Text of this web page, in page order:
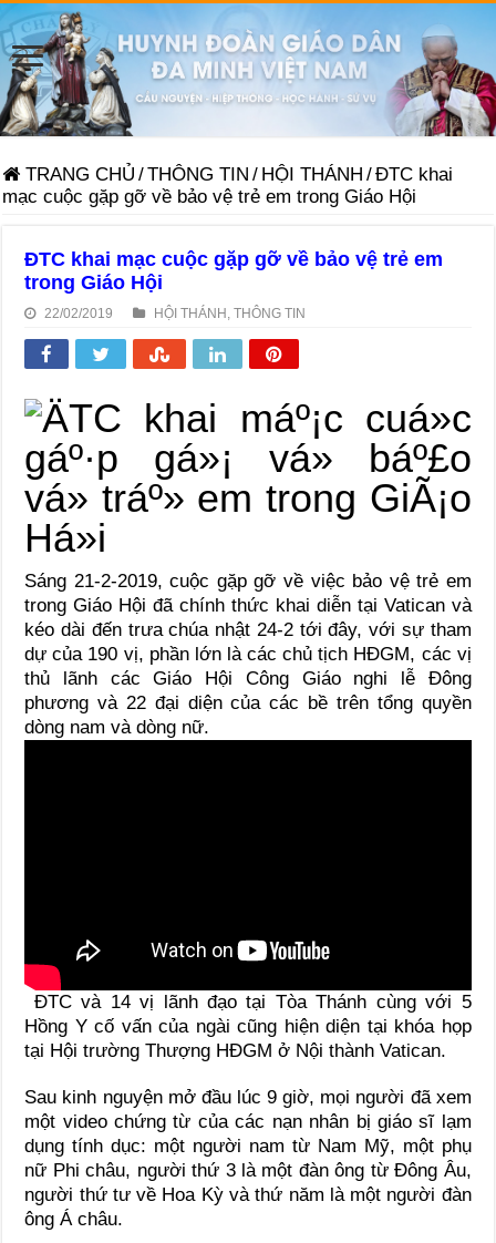
TRANG CHỦ /THÔNG TIN / HỘI THÁNH /ĐTC khai
mạc cuộc gặp gỡ về bảo vệ trẻ em trong Giáo Hội
ĐTC khai mạc cuộc gặp gỡ về bảo vệ trẻ em
trong Giáo Hội
22/02/2019 HỘI THÁNH ,THÔNG TIN
Sáng 21-2-2019, cuộc gặp gỡ về việc bảo vệ trẻ em
trong Giáo Hội đã chính thức khai diễn tại Vatican và
kéo dài đến trưa chúa nhật 24-2 tới đây, với sự tham
dự của 190 vị, phần lớn là các chủ tịch HĐGM, các vị
thủ lãnh các Giáo Hội Công Giáo nghi lễ Đông
phương và 22 đại diện của các bề trên tổng quyền
dòng nam và dòng nữ.
ĐTC và 14 vị lãnh đạo tại Tòa Thánh cùng với 5
Hồng Y cố vấn của ngài cũng hiện diện tại khóa họp
tại Hội trường Thượng HĐGM ở Nội thành Vatican.
Sau kinh nguyện mở đầu lúc 9 giờ, mọi người đã xem
một video chứng từ của các nạn nhân bị giáo sĩ lạm
dụng tính dục: một người nam từ Nam Mỹ, một phụ
nữ Phi châu, người thứ 3 là một đàn ông từ Đông Âu,
người thứ tư về Hoa Kỳ và thứ năm là một người đàn
ông Á châu.